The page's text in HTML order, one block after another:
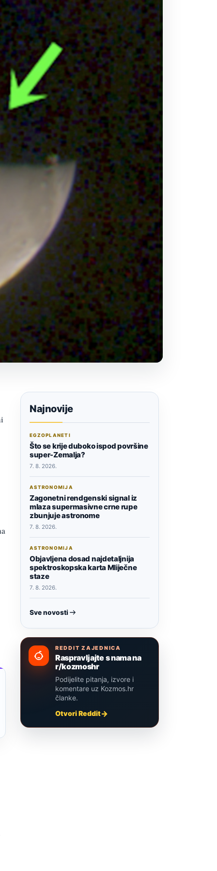
Najnovije
EGZOPLANETI
Što se krije duboko ispod površine
super-Zemalja?
7. 8. 2026.
ASTRONOMIJA
Zagonetni rendgenski signal iz
mlaza supermasivne crne rupe
zbunjuje astronome
7. 8. 2026.
ASTRONOMIJA
Objavljena dosad najdetaljnija
spektroskopska karta Mliječne
staze
7. 8. 2026.
Sve novosti
REDDIT ZAJEDNICA
Raspravljajte s nama na
r/kozmoshr
Podijelite pitanja, izvore i
komentare uz Kozmos.hr
članke.
Otvori Reddit